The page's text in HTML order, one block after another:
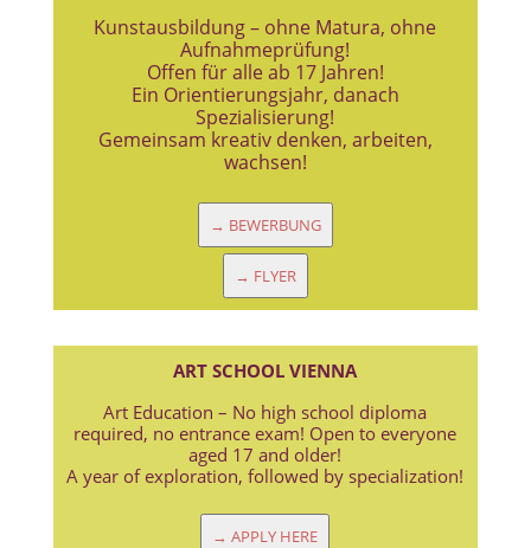
Kunstausbildung – ohne Matura, ohne
Aufnahmeprüfung!
Offen für alle ab 17 Jahren!
Ein Orientierungsjahr, danach
Spezialisierung!
Gemeinsam kreativ denken, arbeiten,
wachsen!
→ BEWERBUNG
→ FLYER
ART SCHOOL VIENNA
Art Education – No high school diploma
required, no entrance exam! Open to everyone
aged 17 and older!
A year of exploration, followed by specialization!
→ APPLY HERE